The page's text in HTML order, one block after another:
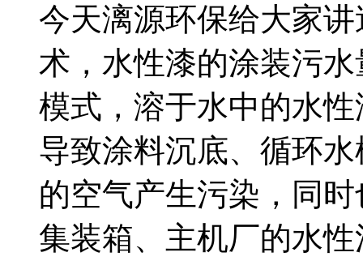
今天漓源环保给大家
术，水性漆的涂装污
模式，溶于水中的水
导致涂料沉底、循环
的空气产生污染，同
集装箱、主机厂的水